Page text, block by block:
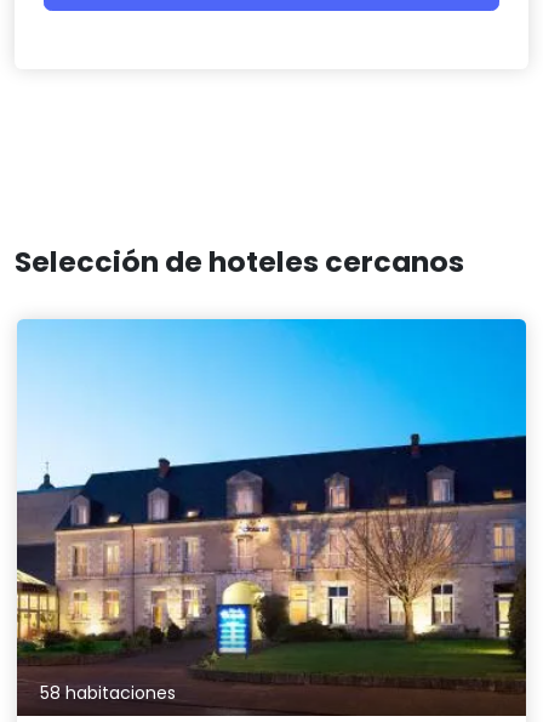
Selección de hoteles cercanos
58 habitaciones